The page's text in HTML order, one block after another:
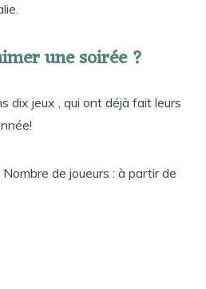
une soirée ?
dix jeux , qui ont déjà fait leurs
de joueurs : à partir de